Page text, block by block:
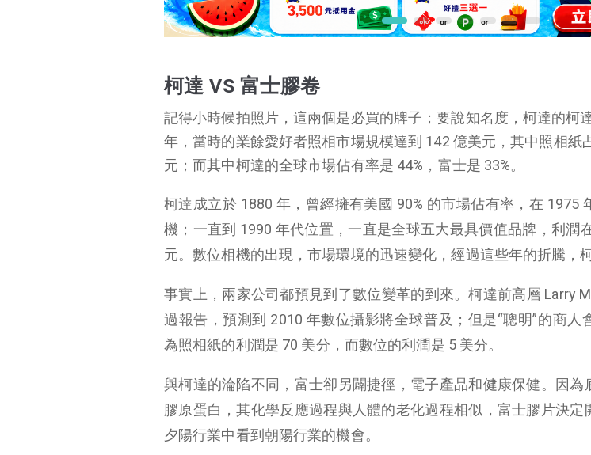
柯達 VS 富士膠卷
記得小時候拍照片，這兩個是必買的牌子；要說知名度，柯達的柯
年，當時的業餘愛好者照相市場規模達到 142 億美元，其中照相紙
元；而其中柯達的全球市場佔有率是 44%，富士是 33%。
柯達成立於 1880 年，曾經擁有美國 90% 的市場佔有率，在 1975
機；一直到 1990 年代位置，一直是全球五大最具價值品牌，利潤
元。數位相機的出現，市場環境的迅速變化，經過這些年的折騰，
事實上，兩家公司都預見到了數位變革的到來。柯達前高層 Larry
過報告，預測到 2010 年數位攝影將全球普及；但是“聰明”的商人
為照相紙的利潤是 70 美分，而數位的利潤是 5 美分。
與柯達的淪陷不同，富士卻另闢捷徑，電子產品和健康保健。因為
膠原蛋白，其化學反應過程與人體的老化過程相似，富士膠片決定
夕陽行業中看到朝陽行業的機會。